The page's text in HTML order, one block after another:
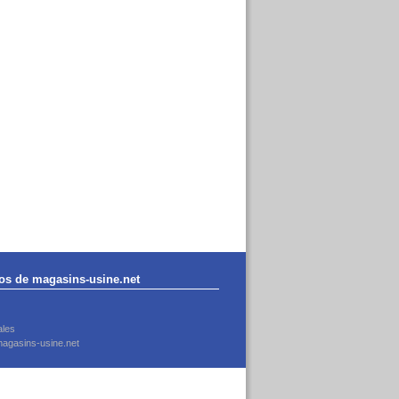
de magasins-usine.net
usine.net